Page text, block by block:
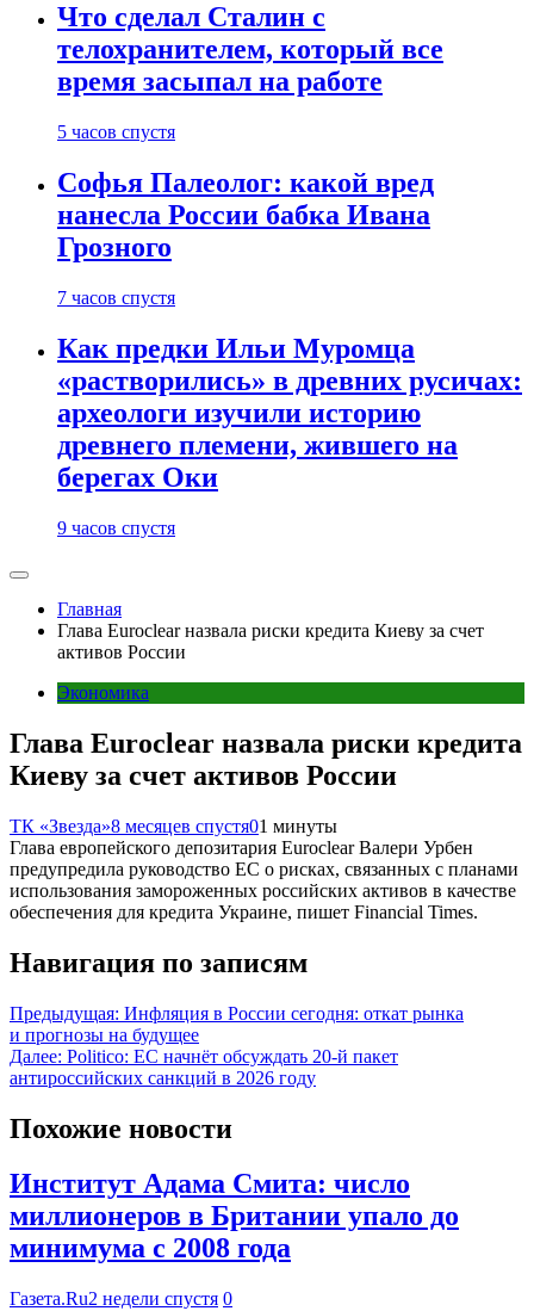
Что сделал Сталин с
телохранителем, который все
время засыпал на работе
5 часов спустя
Софья Палеолог: какой вред
нанесла России бабка Ивана
Грозного
7 часов спустя
Как предки Ильи Муромца
«растворились» в древних русичах:
археологи изучили историю
древнего племени, жившего на
берегах Оки
9 часов спустя
Главная
Глава Euroclear назвала риски кредита Киеву за счет
активов России
Экономика
Глава Euroclear назвала риски кредита
Киеву за счет активов России
ТК «Звезда»8 месяцев спустя01 минуты
Глава европейского депозитария Euroclear Валери Урбен
предупредила руководство ЕС о рисках, связанных с планами
использования замороженных российских активов в качестве
обеспечения для кредита Украине, пишет Financial Times.
Навигация по записям
Предыдущая: Инфляция в России сегодня: откат рынка
и прогнозы на будущее
Далее: Politico: ЕС начнёт обсуждать 20-й пакет
антироссийских санкций в 2026 году
Похожие новости
Институт Адама Смита: число
миллионеров в Британии упало до
минимума с 2008 года
Газета.Ru2 недели спустя 0